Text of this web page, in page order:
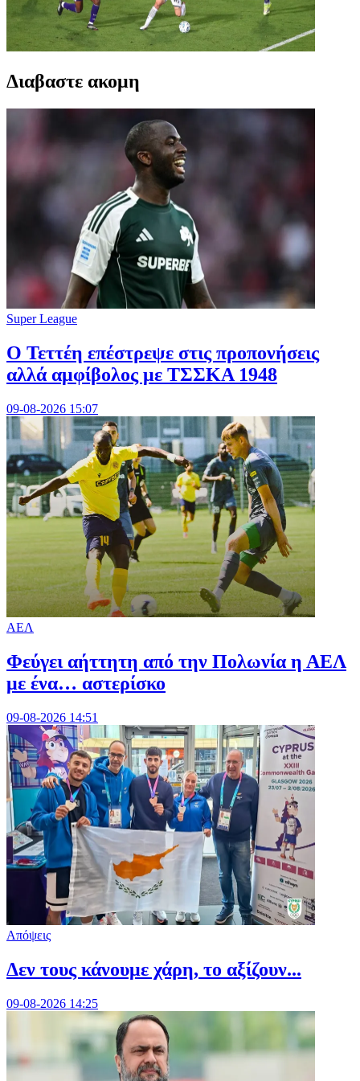
Διαβαστε ακομη
Super League
Ο Τεττέη επέστρεψε στις προπονήσεις
αλλά αμφίβολος με ΤΣΣΚΑ 1948
09-08-2026 15:07
ΑΕΛ
Φεύγει αήττητη από την Πολωνία η ΑΕΛ
με ένα… αστερίσκο
09-08-2026 14:51
Απόψεις
Δεν τους κάνουμε χάρη, το αξίζουν...
09-08-2026 14:25